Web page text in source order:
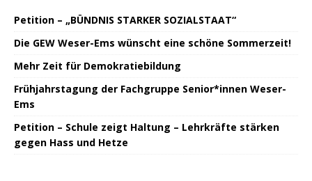
Petition – „BÜNDNIS STARKER SOZIALSTAAT“
Die GEW Weser-Ems wünscht eine schöne Sommerzeit!
Mehr Zeit für Demokratiebildung
Frühjahrstagung der Fachgruppe Senior*innen Weser-
Ems
Petition – Schule zeigt Haltung – Lehrkräfte stärken
gegen Hass und Hetze